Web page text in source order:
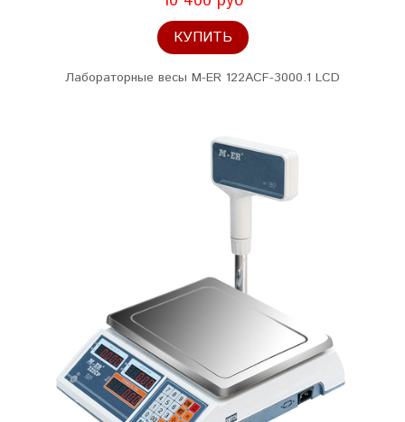
КУПИТЬ
Лабораторные весы M-ER 122АCF-3000.1 LСD